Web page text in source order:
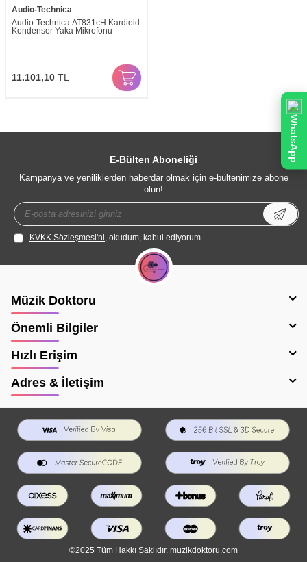
Audio-Technica
Audio-Technica AT831cH Kardioid
Kondenser Yaka Mikrofonu
11.101,10 TL
E-Bülten Aboneliği
Kampanya ve yeniliklerden haberdar olmak için e-bültenimize abone
olun!
KVKK Sözleşmesi'ni, okudum, kabul ediyorum.
Müzik Doktoru
Önemli Bilgiler
Hızlı Erişim
Adres & İletişim
©2025 Tüm Hakkı Saklıdır. muzikdoktoru.com
WhatsApp